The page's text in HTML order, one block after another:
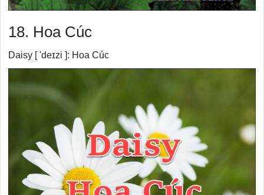
18. Hoa Cúc
Daisy [ 'deɪzi ]: Hoa Cúc